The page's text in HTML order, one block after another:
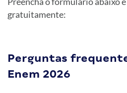
gratuitamente:
Perguntas
Enem 2026